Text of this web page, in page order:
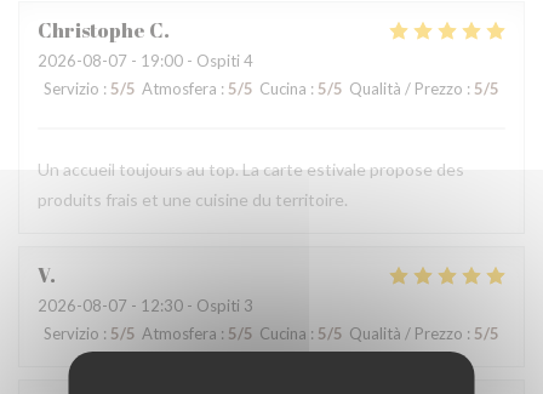
Christophe C
2026-08-07 - 19:00 - Ospiti 4
Servizio : 5/5 Atmosfera : 5/5 Cucina : 5/5 Qualità / Prezzo : 5/5
Un accueil toujours au top. La carte estivale propose des
produits frais et une cuisine du territoire.
V
2026-08-07 - 12:30 - Ospiti 3
Servizio : 5/5 Atmosfera : 5/5 Cucina : 5/5 Qualità / Prezzo : 5/5